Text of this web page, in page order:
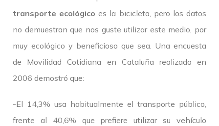
transporte ecológico es la bicicleta, pero los datos
no demuestran que nos guste utilizar este medio, por
muy ecológico y beneficioso que sea. Una encuesta
de Movilidad Cotidiana en Cataluña realizada en
2006 demostró que:
-El 14,3% usa habitualmente el transporte público,
frente al 40,6% que prefiere utilizar su vehículo